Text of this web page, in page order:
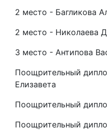
2 место - Багликова
2 место - Николаева
3 место - Антипова
Поощрительный
Елизавета
Поощрительный
Поощрительный